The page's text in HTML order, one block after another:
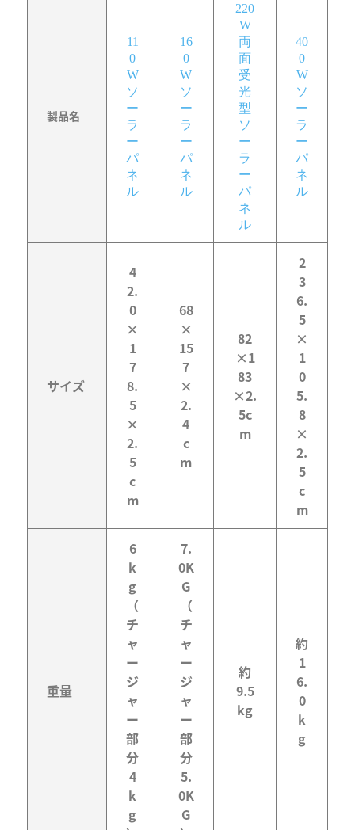
製品名
11
0
W
ソ
ー
ラ
ー
パ
ネ
ル
16
0
W
ソ
ー
ラ
ー
パ
ネ
ル
220
W
両
面
受
光
型
ソ
ー
ラ
ー
パ
ネ
ル
40
0
W
ソ
ー
ラ
ー
パ
ネ
ル
サイズ
4
2.
0
×
1
7
8.
5
×
2.
5
c
m
68
×
15
7
×
2.
4
c
m
82
×1
83
×2.
5c
m
2
3
6.
5
×
1
0
5.
8
×
2.
5
c
m
重量
6
k
g
（
チ
ャ
ー
ジ
ャ
ー
部
分
4
k
g
7.
0K
G
（
チ
ャ
ー
ジ
ャ
ー
部
分
5.
0K
G
約
9.5
kg
約
1
6.
0
k
g